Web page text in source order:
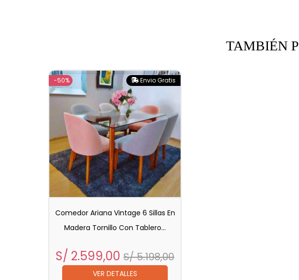
TAMBIÉN
Envio Gratis
Comedor Ariana Vintage 6 Sillas En
Madera Tornillo Con Tablero...
Precio
S/ 2.599,00 Precio
base
S/ 5.198,00
VER DETALLES
-50%